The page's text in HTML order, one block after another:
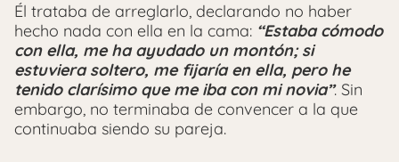
Él trataba de arreglarlo, declarando no haber
hecho nada con ella en la cama: “Estaba cómodo
con ella, me ha ayudado un montón; si
estuviera soltero, me fijaría en ella, pero he
tenido clarísimo que me iba con mi novia”. Sin
embargo, no terminaba de convencer a la que
continuaba siendo su pareja.